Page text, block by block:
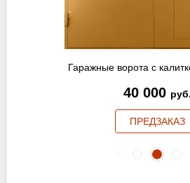
Гаражные ворота с
40 000 руб.
ПРЕДЗАКАЗ